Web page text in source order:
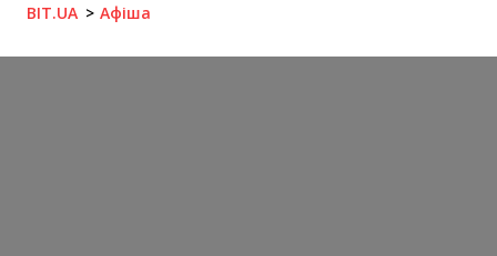
BIT.UA Афіша